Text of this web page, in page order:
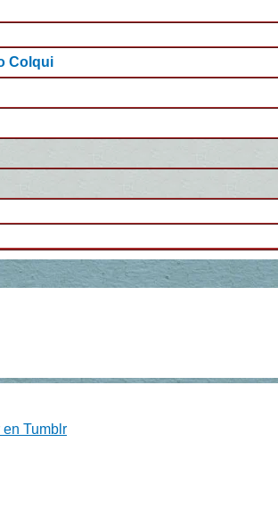
Colqui
Tumblr